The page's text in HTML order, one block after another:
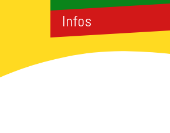
Infos